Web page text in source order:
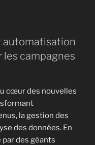
campagnes
cœur des nouvelles
la gestion des
des données. En
des géants